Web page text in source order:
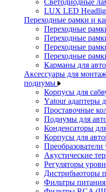
Светодиодные
LUX LED
Переходные рамки и
Переходные
Переходные
Переходные
Переходные
Карманы для
Аксессуары для
подиумы
Корпусы для
Yаtour адаптеры
Проставочные
Подиумы для
Конденсаторы
Корпусы для
Преобразователи
Акустические
Регуляторы
Дистрибьюторы
Фильтры питания